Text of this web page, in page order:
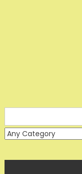
for: